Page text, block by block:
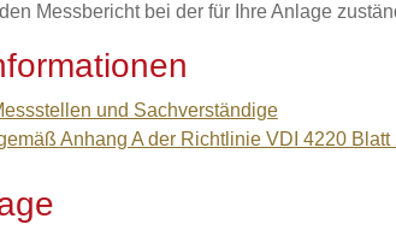
Messbericht bei der für Ihre Anlage
und Sachverständige
Anhang A der Richtlinie VDI 4220